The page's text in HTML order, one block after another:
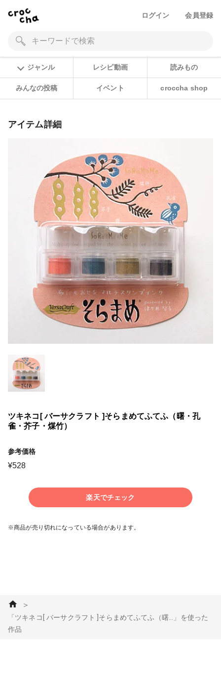
ログイン 会員登録
ジャンル レシピ動画 読みもの
みんなの投稿 イベント croccha shop
アイテム詳細
ツキネコ[ バーサクラフト ]そらまめてふてふ（曙・孔
雀・芥子・煤竹）
参考価格
¥528
楽天でチェック
※商品が売り切れになっている場合があります。
＞
「ツキネコ[ バーサクラフト ]そらまめてふてふ（曙...」を使った
作品